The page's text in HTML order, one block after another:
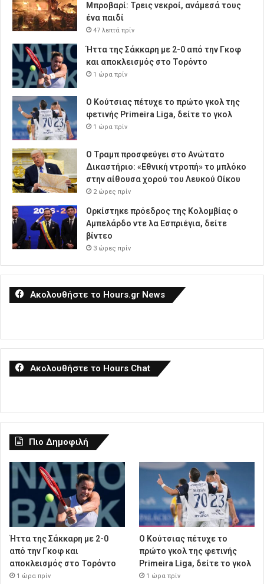
Μπροβαρί: Τρεις νεκροί, ανάμεσά τους
ένα παιδί
47 λεπτά πρίν
Ήττα της Σάκκαρη με 2-0 από την Γκοφ
και αποκλεισμός στο Τορόντο
1 ώρα πρίν
Ο Κούτσιας πέτυχε το πρώτο γκολ της
φετινής Primeira Liga, δείτε το γκολ
1 ώρα πρίν
Ο Τραμπ προσφεύγει στο Ανώτατο
Δικαστήριο: «Εθνική ντροπή» το μπλόκο
στην αίθουσα χορού του Λευκού Οίκου
2 ώρες πρίν
Ορκίστηκε πρόεδρος της Κολομβίας ο
Αμπελάρδο ντε λα Εσπριέγια, δείτε
βίντεο
3 ώρες πρίν
Ακολουθήστε το Hours.gr News
Ακολουθήστε το Hours Chat
Πιο Δημοφιλή
Ήττα της Σάκκαρη με 2-0
από την Γκοφ και
αποκλεισμός στο Τορόντο
1 ώρα πρίν
Ο Κούτσιας πέτυχε το
πρώτο γκολ της φετινής
Primeira Liga, δείτε το γκολ
1 ώρα πρίν